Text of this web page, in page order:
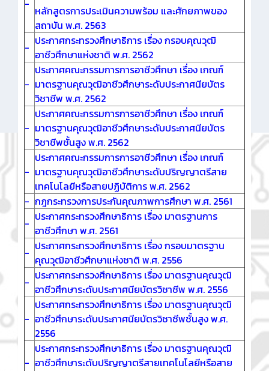
- หลักสูตรการประเมินความพร้อม และศักยภาพของ
สถาบัน พ.ศ. 2563
- ประกาศกระทรวงศึกษาธิการ เรื่อง กรอบคุณวุฒิ
อาชีวศึกษาแห่งชาติ พ.ศ. 2562
-
ประกาศคณะกรรมการการอาชีวศึกษา เรื่อง เกณฑ์
มาตรฐานคุณวุฒิอาชีวศึกษาระดับประกาศนียบัตร
วิชาชีพ พ.ศ. 2562
-
ประกาศคณะกรรมการการอาชีวศึกษา เรื่อง เกณฑ์
มาตรฐานคุณวุฒิอาชีวศึกษาระดับประกาศนียบัตร
วิชาชีพชั้นสูง พ.ศ. 2562
-
ประกาศคณะกรรมการการอาชีวศึกษา เรื่อง เกณฑ์
มาตรฐานคุณวุฒิอาชีวศึกษาระดับปริญญาตรีสาย
เทคโนโลยีหรือสายปฏิบัติการ พ.ศ. 2562
- กฎกระทรวงการประกันคุณภาพการศึกษา พ.ศ. 2561
- ประกาศกระทรวงศึกษาธิการ เรื่อง มาตรฐานการ
อาชีวศึกษา พ.ศ. 2561
- ประกาศกระทรวงศึกษาธิการ เรื่อง กรอบมาตรฐาน
คุณวุฒิอาชีวศึกษาแห่งชาติ พ.ศ. 2556
- ประกาศกระทรวงศึกษาธิการ เรื่อง มาตรฐานคุณวุฒิ
อาชีวศึกษาระดับประกาศนียบัตรวิชาชีพ พ.ศ. 2556
-
ประกาศกระทรวงศึกษาธิการ เรื่อง มาตรฐานคุณวุฒิ
อาชีวศึกษาระดับประกาศนียบัตรวิชาชีพชั้นสูง พ.ศ.
2556
-
ประกาศกระทรวงศึกษาธิการ เรื่อง มาตรฐานคุณวุฒิ
อาชีวศึกษาระดับปริญญาตรีสายเทคโนโลยีหรือสาย